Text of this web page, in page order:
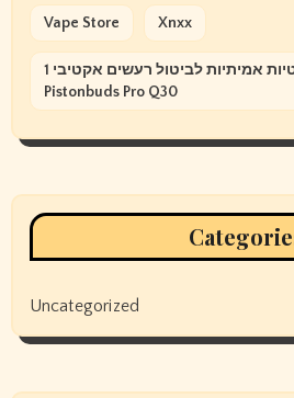
Vape Store Xnxx
אוזניות אלחוטיות אמיתיות לביטול רעשים אקטיבי 1more
Pistonbuds Pro Q30
Uncategorized